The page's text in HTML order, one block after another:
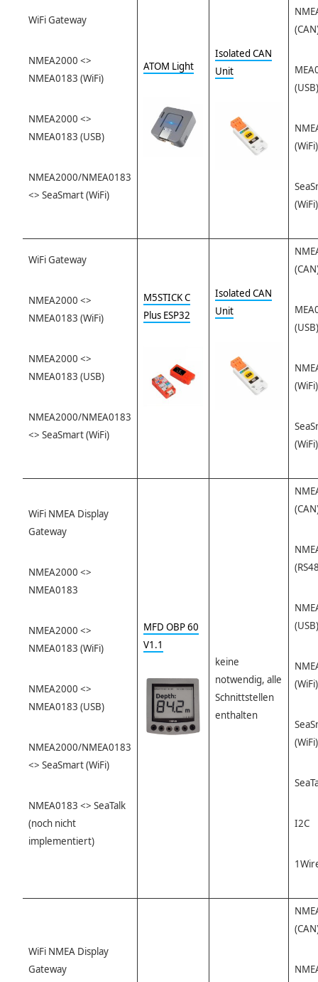
WiFi Gateway
NMEA2000 <>
NMEA0183 (WiFi)
NMEA2000 <>
NMEA0183 (USB)
NMEA2000/NMEA0183
<> SeaSmart (WiFi)
ATOM Light
Isolated CAN
Unit
(USB)
(WiFi)
(WiFi)
WiFi Gateway
NMEA2000 <>
NMEA0183 (WiFi)
NMEA2000 <>
NMEA0183 (USB)
NMEA2000/NMEA0183
<> SeaSmart (WiFi)
M5STICK C
Plus ESP32
Isolated CAN
Unit
(USB)
(WiFi)
(WiFi)
WiFi NMEA Display
Gateway
NMEA2000 <>
NMEA0183
NMEA2000 <>
NMEA0183 (WiFi)
NMEA2000 <>
NMEA0183 (USB)
NMEA2000/NMEA0183
<> SeaSmart (WiFi)
NMEA0183 <> SeaTalk
(noch nicht
implementiert)
MFD OBP 60
V1.1
keine
notwendig, alle
Schnittstellen
enthalten
(USB)
(WiFi)
(WiFi)
I2C
WiFi NMEA Display
Gateway